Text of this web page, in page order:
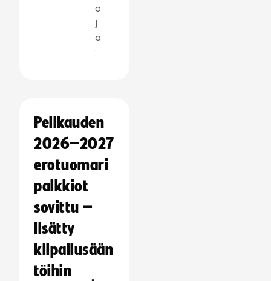
o
j
a
:
Pelikauden
2026–2027
erotuomari
palkkiot
sovittu –
lisätty
kilpailusään
töihin